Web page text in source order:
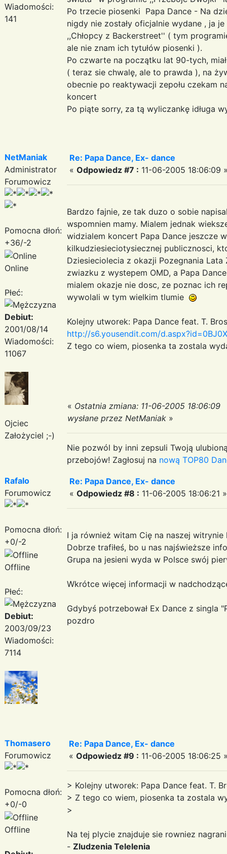
Wiadomości:
141
Po trzecie piosenki Papa Dance - Na
nigdy nie zostały oficjalnie wydane , ja
,,Chłopcy z Backerstreet'' ( tym
ale nie znam ich tytułów piosenki ).
Po czwarte na początku lat 90-tych,
( teraz sie chwalę, ale to prawda ), na
obecnie po reaktywacji zepołu czekam
koncert
Po piąte sorry, za tą wyliczankę
NetManiak
Administrator
Forumowicz
Pomocna dłoń:
+36/-2
Online
Płeć:
Debiut:
2001/08/14
Wiadomości:
11067
Ojciec
Założyciel ;-)
Re: Papa Dance, Ex- dance
« Odpowiedz #7 : 11-06-2005 18:06:09
Bardzo fajnie, ze tak duzo o sobie
wspomnien mamy. Mialem jednak
widzialem koncert Papa Dance jeszcze
kilkudziesieciotysiecznej publicznosci,
Dziesieciolecia z okazji Pozegnania
zwiazku z wystepem OMD, a Papa
mialem okazje nie dosc, ze poznac ich
wywolali w tym wielkim tlumie
Kolejny utworek: Papa Dance feat. T.
http://s6.yousendit.com/
Z tego co wiem, piosenka ta zostala
« Ostatnia zmiana: 11-06-2005 18:06:09
wysłane przez NetManiak »
Nie pozwól by inni zepsuli Twoją
przebojów! Zagłosuj na nową TOP80
Rafalo
Forumowicz
Pomocna dłoń:
+0/-2
Offline
Płeć:
Debiut:
2003/09/23
Wiadomości:
7114
Re: Papa Dance, Ex- dance
« Odpowiedz #8 : 11-06-2005 18:06:21 »
I ja również witam Cię na naszej witrynie
Dobrze trafiłeś, bo u nas najświeższe
Grupa na jesieni wyda w Polsce swój
Wkrótce więcej informacji w
Gdybyś potrzebował Ex Dance z singla
pozdro
Thomasero
Forumowicz
Pomocna dłoń:
+0/-0
Offline
Re: Papa Dance, Ex- dance
« Odpowiedz #9 : 11-06-2005 18:06:25
> Kolejny utworek: Papa Dance feat. T.
> Z tego co wiem, piosenka ta zostala
>
Na tej plycie znajduje sie rowniez
- Zludzenia Telelenia